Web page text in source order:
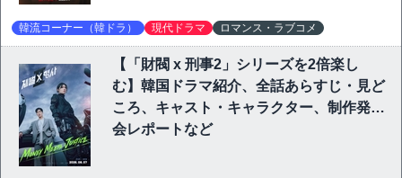
韓流コーナー（韓ドラ） 現代ドラマ ロマンス・ラブコメ
【「財閥 x 刑事2」シリーズを2倍楽し
む】韓国ドラマ紹介、全話あらすじ・見ど
ころ、キャスト・キャラクター、制作発表
会レポートなど